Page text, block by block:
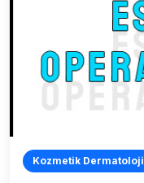
Kozmetik Dermatoloji